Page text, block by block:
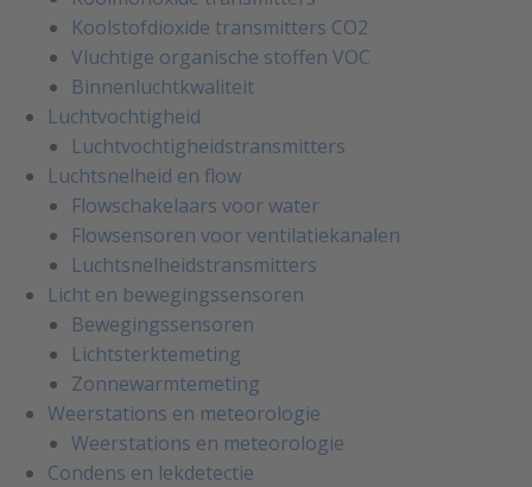
Koolstofdioxide transmitters CO2
Vluchtige organische stoffen VOC
Binnenluchtkwaliteit
Luchtvochtigheid
Luchtvochtigheidstransmitters
Luchtsnelheid en flow
Flowschakelaars voor water
Flowsensoren voor ventilatiekanalen
Luchtsnelheidstransmitters
Licht en bewegingssensoren
Bewegingssensoren
Lichtsterktemeting
Zonnewarmtemeting
Weerstations en meteorologie
Weerstations en meteorologie
Condens en lekdetectie